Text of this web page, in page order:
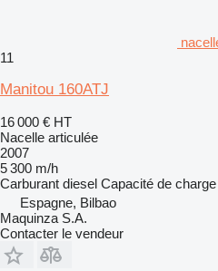
11
Manitou 160ATJ
16 000 € HT
Nacelle articulée
2007
5 300 m/h
Carburant diesel Capacité de charge
Espagne, Bilbao
Maquinza S.A.
Contacter le vendeur